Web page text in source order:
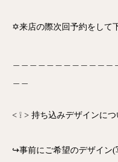
✡来店の際次回予約をして
< ❕ > 持ち込みデザインに
↪事前にご希望のデザイン(